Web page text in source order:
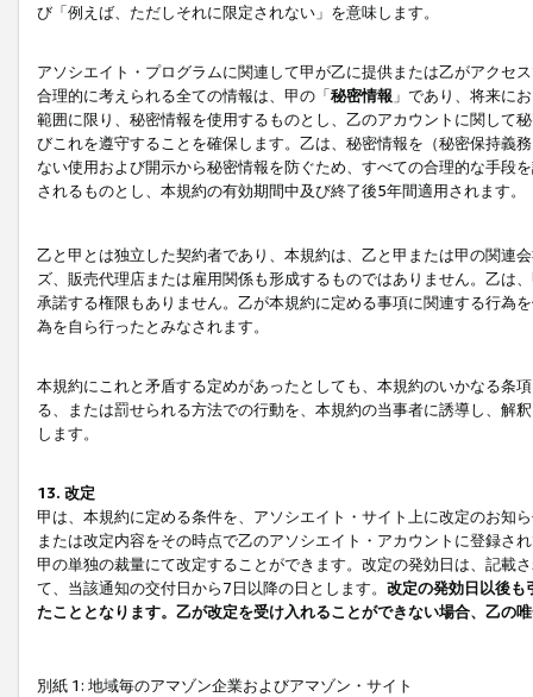
び「例えば、ただしそれに限定されない」を意味します。
アソシエイト・プログラムに関連して甲が乙に提供または乙がアクセ
合理的に考えられる全ての情報は、甲の「秘密情報 」であり、将来に
範囲に限り、秘密情報を使用するものとし、乙のアカウントに関して
びこれを遵守することを確保します。乙は、秘密情報を（秘密保持義
ない使用および開示から秘密情報を防ぐため、すべての合理的な手段
されるものとし、本規約の有効期間中及び終了後5年間適用されます。
乙と甲とは独立した契約者であり、本規約は、乙と甲または甲の関連
ズ、販売代理店または雇用関係も形成するものではありません。乙は
承諾する権限もありません。乙が本規約に定める事項に関連する行為
為を自ら行ったとみなされます。
本規約にこれと矛盾する定めがあったとしても、本規約のいかなる条
る、または罰せられる方法での行動を、本規約の当事者に誘導し、解
します。
13. 改定
甲は、本規約に定める条件を、アソシエイト・サイト上に改定のお知
または改定内容をその時点で乙のアソシエイト・アカウントに登録さ
甲の単独の裁量にて改定することができます。改定の発効日は、記載
て、当該通知の交付日から7日以降の日とします。 改定の発効日以後も
たこととなります。乙が改定を受け入れることができない場合、乙の
別紙 1: 地域毎のアマゾン企業およびアマゾン・サイト